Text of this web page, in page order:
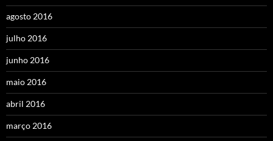
agosto 2016
julho 2016
junho 2016
maio 2016
abril 2016
março 2016